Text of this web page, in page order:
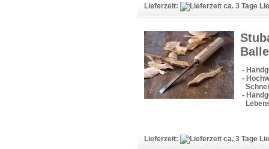
Lieferzeit:
-
-
-
Lieferzeit: